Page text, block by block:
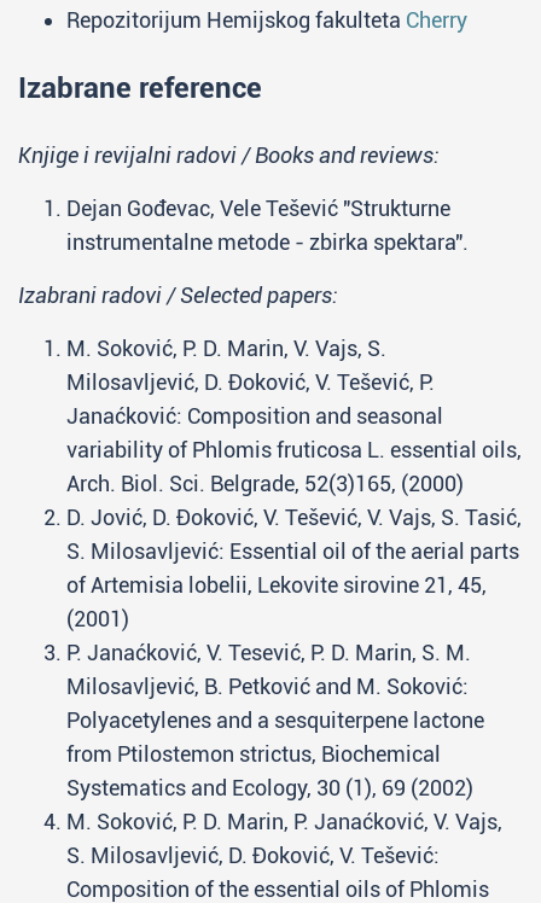
Repozitorijum Hemijskog fakulteta Cherry
Izabrane reference
Knjige i revijalni radovi / Books and reviews:
Dejan Gođevac, Vele Tešević "Strukturne
instrumentalne metode - zbirka spektara".
Izabrani radovi / Selected papers:
M. Soković, P. D. Marin, V. Vajs, S.
Milosavljević, D. Đoković, V. Tešević, P.
Janaćković: Composition and seasonal
variability of Phlomis fruticosa L. essential oils,
Arch. Biol. Sci. Belgrade, 52(3)165, (2000)
D. Jović, D. Đoković, V. Tešević, V. Vajs, S. Tasić,
S. Milosavljević: Essential oil of the aerial parts
of Artemisia lobelii, Lekovite sirovine 21, 45,
(2001)
P. Janaćković, V. Tesević, P. D. Marin, S. M.
Milosavljević, B. Petković and M. Soković:
Polyacetylenes and a sesquiterpene lactone
from Ptilostemon strictus, Biochemical
Systematics and Ecology, 30 (1), 69 (2002)
M. Soković, P. D. Marin, P. Janaćković, V. Vajs,
S. Milosavljević, D. Đoković, V. Tešević:
Composition of the essential oils of Phlomis